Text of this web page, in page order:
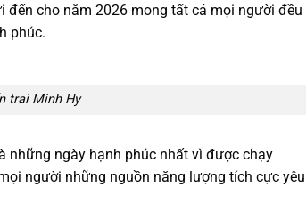
đến cho năm 2026 mong tất cả mọi người đều
phúc.
trai Minh Hy
những ngày hạnh phúc nhất vì được chạy
người những nguồn năng lượng tích cực yêu